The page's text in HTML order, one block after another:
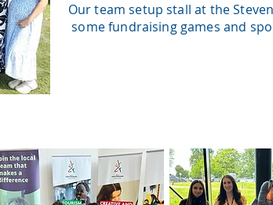
Our team setup stall at the
some fundraising games and